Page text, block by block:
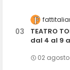
TEATRO
dal 4 al 9
02 agosto